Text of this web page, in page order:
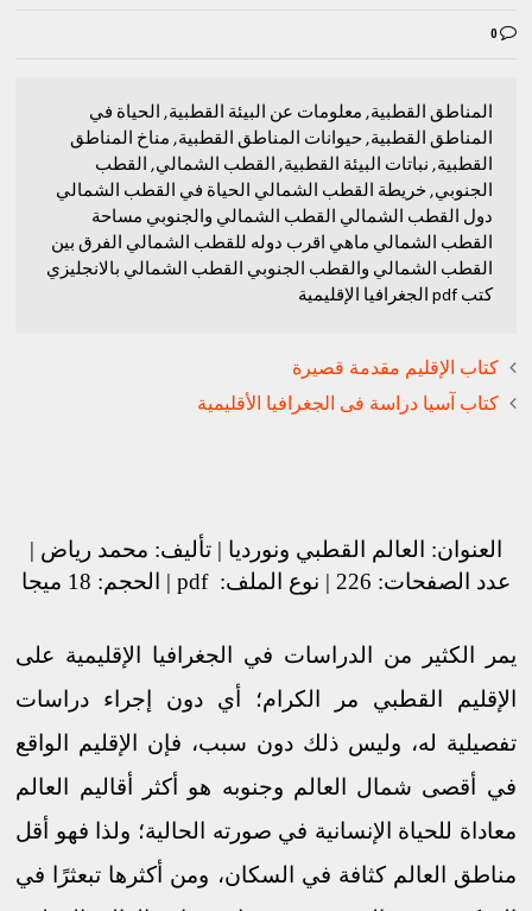
0
المناطق القطبية, معلومات عن البيئة القطبية, الحياة في
المناطق القطبية, حيوانات المناطق القطبية, مناخ المناطق
القطبية, نباتات البيئة القطبية, القطب الشمالي, القطب
الجنوبي, خريطة القطب الشمالي الحياة في القطب الشمالي
دول القطب الشمالي القطب الشمالي والجنوبي مساحة
القطب الشمالي ماهي اقرب دوله للقطب الشمالي الفرق بين
القطب الشمالي والقطب الجنوبي القطب الشمالي بالانجليزي
كتب pdf الجغرافيا الإقليمية
كتاب الإقليم مقدمة قصيرة
كتاب آسيا دراسة فى الجغرافيا الأقليمية
العنوان: العالم القطبي ونورديا | تأليف: محمد رياض |
عدد الصفحات: 226 | نوع الملف:
pdf | الحجم: 18 ميجا
يمر الكثير من الدراسات في الجغرافيا الإقليمية على
الإقليم القطبي مر الكرام؛ أي دون إجراء دراسات
تفصيلية له، وليس ذلك دون سبب، فإن الإقليم الواقع
في أقصى شمال العالم وجنوبه هو أكثر أقاليم العالم
معاداة للحياة الإنسانية في صورته الحالية؛ ولذا فهو أقل
مناطق العالم كثافة في السكان، ومن أكثرها تبعثرًا في